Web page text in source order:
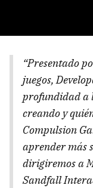
“Presentado
juegos,
profundidad a
creando y
Compulsion
aprender más
dirigiremos a
Sandfall